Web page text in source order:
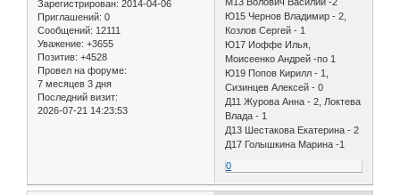
Зарегистрирован: 2014-04-06
Приглашений: 0
Сообщений: 12111
Уважение: +3655
Позитив: +4528
Провел на форуме:
7 месяцев 3 дня
Последний визит:
2026-07-21 14:23:53
Ю15 Чернов Владимир - 2,
Козлов Сергей - 1
Ю17 Иоффе Илья,
Моисеенко Андрей -по 1
Ю19 Попов Кирилл - 1,
Сизинцев Алексей - 0
Д11 Журова Анна - 2, Локтева
Влада - 1
Д13 Шестакова Екатерина - 2
Д17 Голышкина Марина -1
0